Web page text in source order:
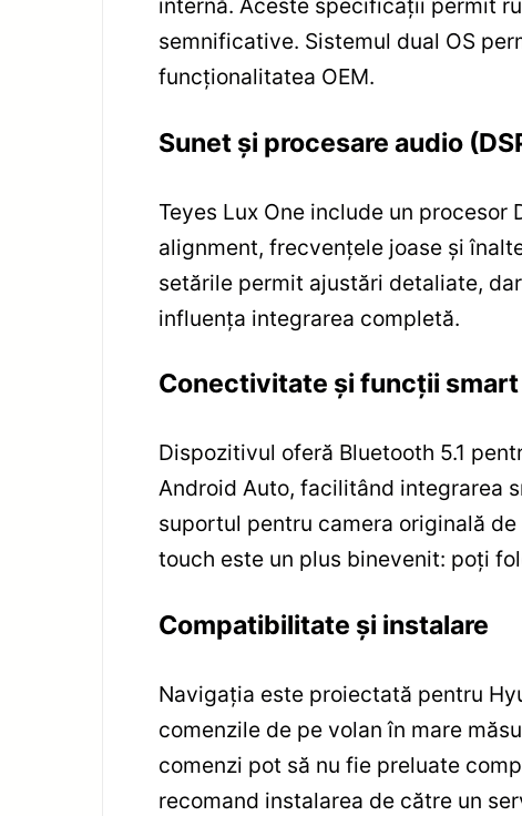
semnificative. Sistemul dual OS
funcționalitatea OEM.
Sunet și procesare audio
Teyes Lux One include un
alignment, frecvențele joase și
setările permit ajustări detaliate,
influența integrarea completă.
Conectivitate și funcții smart
Dispozitivul oferă Bluetooth 5.1
Android Auto, facilitând integrarea
suportul pentru camera originală
touch este un plus binevenit: poți
Compatibilitate și instalare
Navigația este proiectată pentru
comenzile de pe volan în mare
comenzi pot să nu fie preluate
recomand instalarea de către un